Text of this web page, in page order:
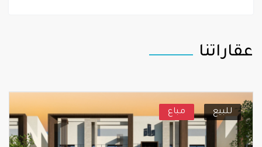
عقاراتنا
للبيع مباع